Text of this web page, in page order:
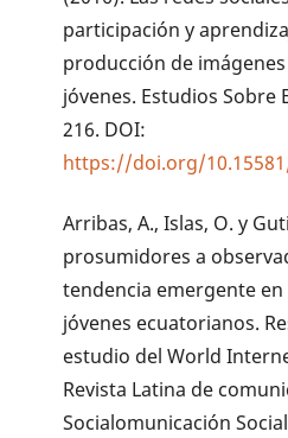
participación y
producción de
jóvenes. Estudios Sobre
216. DOI:
https://doi.org/
Arribas, A., Islas, O. y
prosumidores a
tendencia emergente
jóvenes ecuatorianos.
estudio del World
Revista Latina de
Socialomunicación